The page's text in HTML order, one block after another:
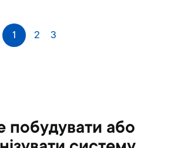
1 2 3
побудувати або